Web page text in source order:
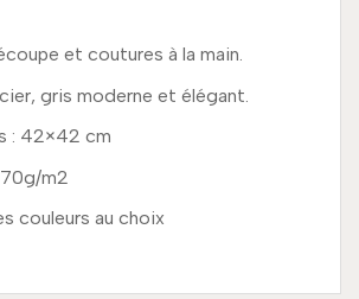
et coutures à la main.
gris moderne et élégant.
: 42×42 cm
m2
couleurs au choix